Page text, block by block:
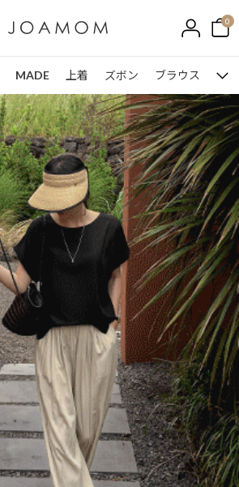
0
MADE 上着 ズボン ブラウス ワ